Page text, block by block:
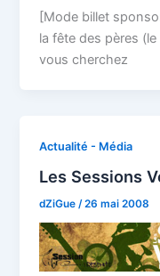
[Mode billet
la fête des pères
vous cherchez
Actualité - Média
Les Sessions
dZiGue/26 mai 2008